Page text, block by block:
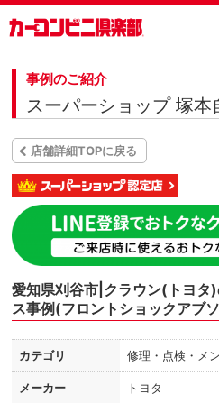
事例のご紹介
スーパーショップ 塚本
店舗詳細TOPに戻る
愛知県刈谷市|クラウン(トヨタ
ス事例(フロントショックアブ
カテゴリ 修理・点検・メ
メーカー トヨタ